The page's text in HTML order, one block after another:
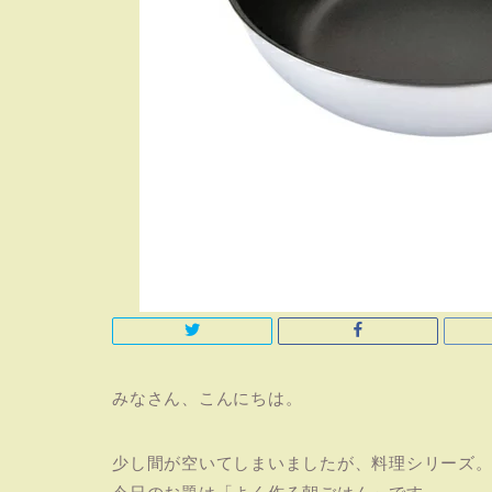
みなさん、こんにちは。
少し間が空いてしまいましたが、料理シリーズ。